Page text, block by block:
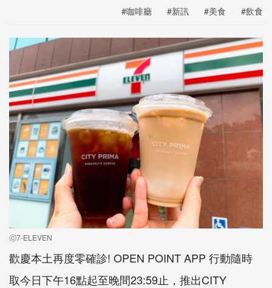
#咖啡廳 #新訊 #美食 #飲食
ⓒ7-ELEVEN
歡慶本土再度零確診! OPEN POINT APP 行動隨時
取今日下午16點起至晚間23:59止，推出CITY